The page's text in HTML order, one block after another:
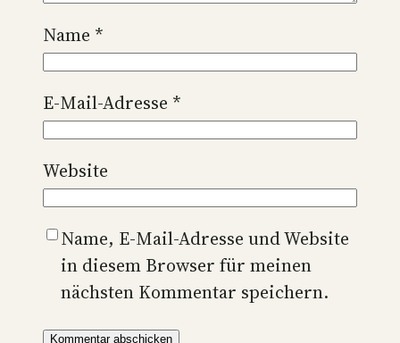
Name *
E-Mail-Adresse *
Website
Name, E-Mail-Adresse und Website
in diesem Browser für meinen
nächsten Kommentar speichern.